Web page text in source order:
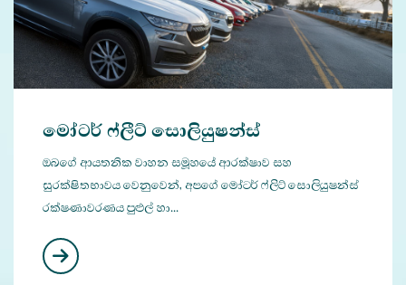
මෝටර් ෆ්ලීට් සොලියුෂන්ස්
ඔබගේ ආයතනික වාහන සමූහයේ ආරක්ෂාව සහ
සුරක්ෂිතභාවය වෙනුවෙන්, අපගේ මෝටර් ෆ්ලීට් සොලියුෂන්ස්
රක්ෂණාවරණය පුළුල් හා...